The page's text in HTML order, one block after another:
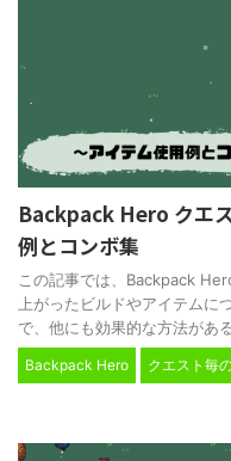
Backpack Hero クエ
例とコンボ集
この記事では、Backpack
上がったビルドやアイテムに
で、他にも効果的な方法があ
Backpack Hero クエスト毎